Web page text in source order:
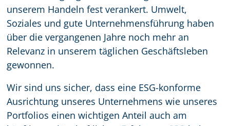
unserem Handeln fest verankert. Umwelt,
Soziales und gute Unternehmensführung haben
über die vergangenen Jahre noch mehr an
Relevanz in unserem täglichen Geschäftsleben
gewonnen.
Wir sind uns sicher, dass eine ESG-konforme
Ausrichtung unseres Unternehmens wie unseres
Portfolios einen wichtigen Anteil auch am